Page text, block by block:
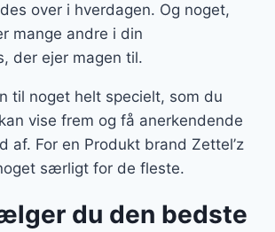
over i hverdagen. Og noget,
mange andre i din
der ejer magen til.
til noget helt specielt, som du
vise frem og få anerkendende
af. For en Produkt brand Zettel’z
særligt for de fleste.
du den bedste